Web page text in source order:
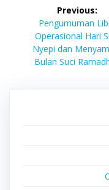
Previous:
Pengumuman
Operasional Hari
Nyepi dan
Bulan Suci